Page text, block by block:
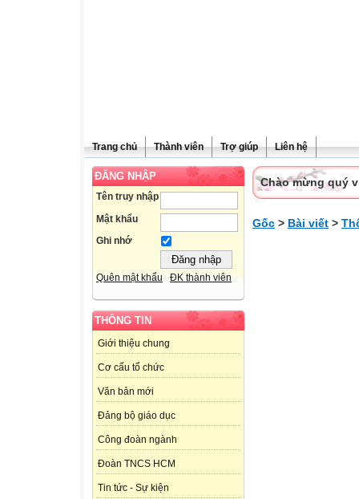
Trang chủ Thành viên Trợ giúp Liên hệ
ĐĂNG NHẬP
Tên truy nhập
Mật khẩu
Ghi nhớ
Quên mật khẩu ĐK thành viên
THÔNG TIN
Giới thiệu chung
Cơ cấu tổ chức
Văn bản mới
Đảng bộ giáo dục
Công đoàn ngành
Đoàn TNCS HCM
Tin tức - Sự kiện
Chào mừng quý
Gốc > Bài viết >